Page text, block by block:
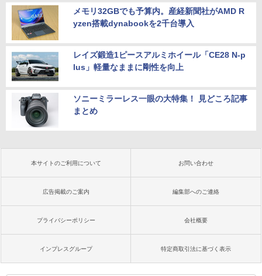
メモリ32GBでも予算内。産経新聞社がAMD R
yzen搭載dynabookを2千台導入
レイズ鍛造1ピースアルミホイール「CE28 N-p
lus」軽量なままに剛性を向上
ソニーミラーレス一眼の大特集！ 見どころ記事
まとめ
本サイトのご利用について お問い合わせ
広告掲載のご案内 編集部へのご連絡
プライバシーポリシー 会社概要
インプレスグループ 特定商取引法に基づく表示